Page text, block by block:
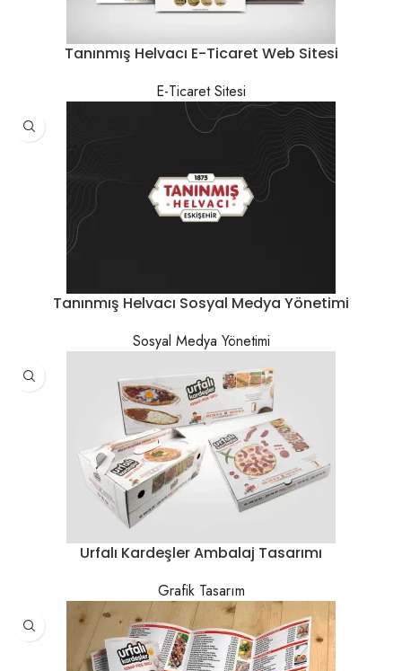
Tanınmış Helvacı E-Ticaret Web Sitesi
E-Ticaret Sitesi
Tanınmış Helvacı Sosyal Medya Yönetimi
Sosyal Medya Yönetimi
Urfalı Kardeşler Ambalaj Tasarımı
Grafik Tasarım